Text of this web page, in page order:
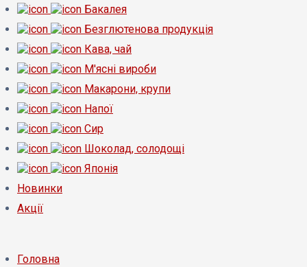
Бакалея
Безглютенова продукція
Кава, чай
М'ясні вироби
Макарони, крупи
Напої
Сир
Шоколад, солодощі
Японія
Новинки
Акції
Головна